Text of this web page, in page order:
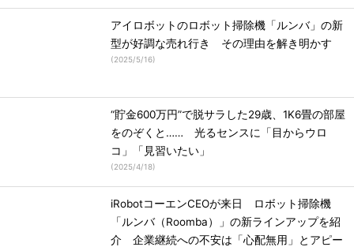
アイロボットのロボット掃除機「ルンバ」の新
型が好調な売れ行き その理由を解き明かす
(2025/5/16)
“貯金600万円”で脱サラした29歳、1K6畳の部屋
をのぞくと…… 光るセンスに「目からウロ
コ」「見習いたい」
(2025/4/18)
iRobotコーエンCEOが来日 ロボット掃除機
「ルンバ（Roomba）」の新ラインアップを紹
介 企業継続への不安は「心配無用」とアピー